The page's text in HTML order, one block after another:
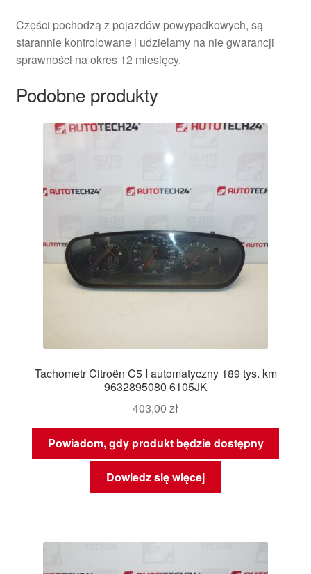
Części pochodzą z pojazdów powypadkowych, są
starannie kontrolowane i udzielamy na nie gwarancji
sprawności na okres 12 miesięcy.
Podobne produkty
Tachometr Citroën C5 I automatyczny 189 tys. km
9632895080 6105JK
403,00 zł
Powiadom, gdy produkt będzie dostępny
Dowiedz się więcej